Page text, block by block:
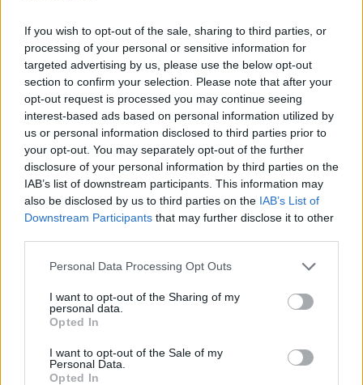
If you wish to opt-out of the sale, sharing to third parties, or
processing of your personal or sensitive information for
targeted advertising by us, please use the below opt-out
section to confirm your selection. Please note that after your
opt-out request is processed you may continue seeing
interest-based ads based on personal information utilized by
us or personal information disclosed to third parties prior to
your opt-out. You may separately opt-out of the further
disclosure of your personal information by third parties on the
IAB’s list of downstream participants. This information may
also be disclosed by us to third parties on the IAB’s List of
Downstream Participants that may further disclose it to other
Personal Data Processing Opt Outs
I want to opt-out of the Sharing of my
personal data.
Opted In
I want to opt-out of the Sale of my
Personal Data.
Opted In
vodáren k tomu přispívá
vejčitý profil stok, který zlepšuje jejich samočištění a umožňuje
odvádět víc vody při přívalových deštích. ČTK to řekl mistr provozu
pardubických vodáren Erik Jandera.
Organizace v Česku a Německu chtějí víc
spolupracovat při ochraně přírody
26.7.2026 16:22 | LIBEREC (ČTK)
Větší spolupráci organizací,
které se v Česku a Německu
věnují praktické ochraně
přírody a podpoře
biodiverzity, má zajistit nový
česko-saský projekt Síť pro přírodu, který připravil liberecký spolek
partnerem Naturschutzzentrum Zittauer Gebirge (Centrum
Pardubičtí myslivci obnovili školicí středisko z roku
26.7.2026 15:59 ( ČTK)